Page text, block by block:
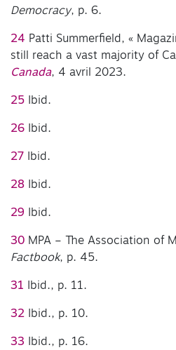
Democracy, p. 6.
24 Patti Summerfield, «
still reach a vast majority of
Canada, 4 avril 2023.
25 Ibid.
26 Ibid.
27 Ibid.
28 Ibid.
29 Ibid.
30 MPA – The Association of
Factbook, p. 45.
31 Ibid., p. 11.
32 Ibid., p. 10.
33 Ibid., p. 16.